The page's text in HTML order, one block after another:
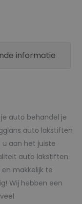
informatie
auto behandel je
auto lakstiften
u aan het juiste
auto lakstiften.
makkelijk te
Wij hebben een